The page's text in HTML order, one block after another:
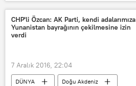
İtalya
Matteo Renzi
Sergo Mattarella
CHP'li Özcan: AK Parti, kendi adalarımıza
Yunanistan bayrağının çekilmesine izin
verdi
7 Aralık 2016, 22:04
DÜNYA
Doğu Akdeniz